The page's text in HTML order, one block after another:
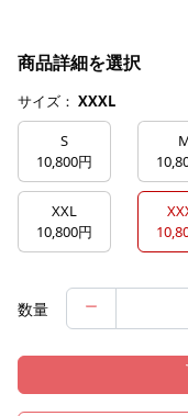
商品詳細を選択
サイズ： XXXL
S
10,800円
XXL
10,800円
数量